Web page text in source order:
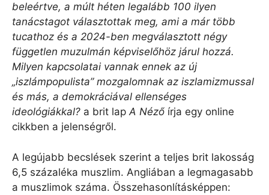
beleértve, a múlt héten legalább 100 ilyen
tanácstagot választottak meg, ami a már több
tucathoz és a 2024-ben megválasztott négy
független muzulmán képviselőhöz járul hozzá.
Milyen kapcsolatai vannak ennek az új
„iszlámpopulista” mozgalomnak az iszlamizmussal
és más, a demokráciával ellenséges
ideológiákkal? a brit lapA Néző írja egy online
cikkben a jelenségről.
A legújabb becslések szerint a teljes brit lakosság
6,5 százaléka muszlim. Angliában a legmagasabb
a muszlimok száma. Összehasonlításképpen: